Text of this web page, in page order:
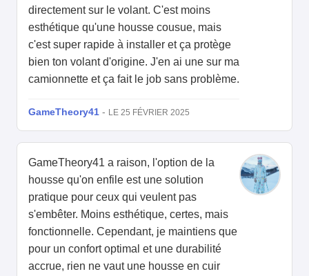
directement sur le volant. C'est moins
esthétique qu'une housse cousue, mais
c'est super rapide à installer et ça protège
bien ton volant d'origine. J'en ai une sur ma
camionnette et ça fait le job sans problème.
GameTheory41 - LE 25 FÉVRIER 2025
GameTheory41 a raison, l'option de la
housse qu'on enfile est une solution
pratique pour ceux qui veulent pas
s'embêter. Moins esthétique, certes, mais
fonctionnelle. Cependant, je maintiens que
pour un confort optimal et une durabilité
accrue, rien ne vaut une housse en cuir